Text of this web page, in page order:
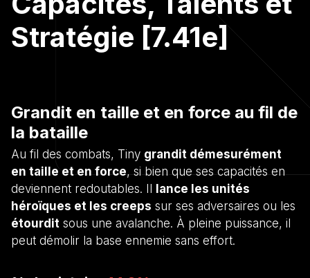
Stratégie [7.41e]
Grandit en taille et en force au fil de
la bataille
Au fil des combats, Tiny grandit démesurément
en taille et en force, si bien que ses capacités en
deviennent redoutables. Il lance les unités
héroïques et les creeps sur ses adversaires ou les
étourdit sous une avalanche. À pleine puissance, il
peut démolir la base ennemie sans effort.